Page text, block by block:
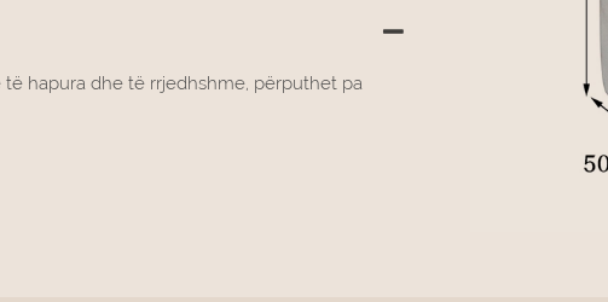
hapura dhe të rrjedhshme, përputhet pa